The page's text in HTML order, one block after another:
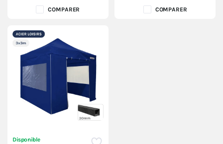
COMPARER COMPARER
Disponible